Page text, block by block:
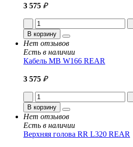
3 575 ₽
В корзину
Нет отзывов
Есть в наличии
Кабель MB W166 REAR
3 575 ₽
В корзину
Нет отзывов
Есть в наличии
Верхняя голова RR L320 REAR